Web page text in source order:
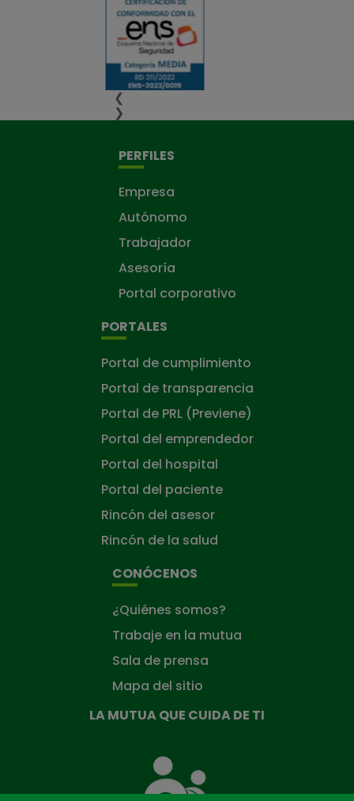
❮
❯
PERFILES
Empresa
Autónomo
Trabajador
Asesoría
Portal corporativo
PORTALES
Portal de cumplimiento
Portal de transparencia
Portal de PRL (Previene)
Portal del emprendedor
Portal del hospital
Portal del paciente
Rincón del asesor
Rincón de la salud
CONÓCENOS
¿Quiénes somos?
Trabaje en la mutua
Sala de prensa
Mapa del sitio
LA MUTUA QUE CUIDA DE TI
Mutua
que